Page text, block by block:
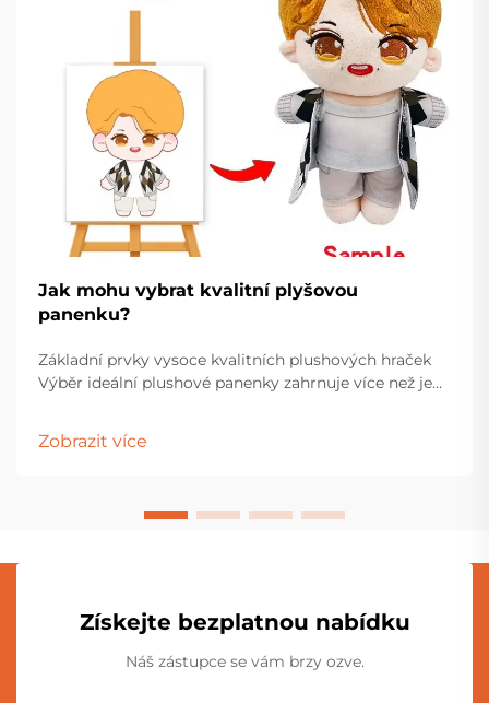
Jak mohu vybrat kvalitní plyšovou
panenku?
Základní prvky vysoce kvalitních plushových hraček
Výběr ideální plushové panenky zahrnuje více než jen
tak v vitrínách dospělých sběratelů...
Zobrazit více
Získejte bezplatnou nabídku
Náš zástupce se vám brzy ozve.